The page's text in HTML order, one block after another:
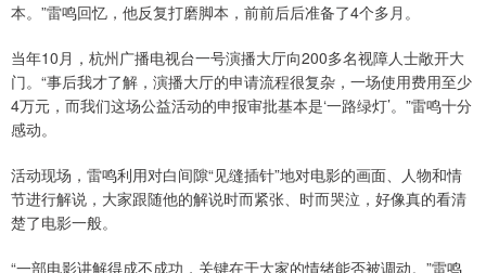
本。”雷鸣回忆，他反复打磨脚本，前前后后准备了4个多月。
当年10月，杭州广播电视台一号演播大厅向200多名视障人士敞开大
门。“事后我才了解，演播大厅的申请流程很复杂，一场使用费用至少
4万元，而我们这场公益活动的申报审批基本是‘一路绿灯’。”雷鸣十分
感动。
活动现场，雷鸣利用对白间隙“见缝插针”地对电影的画面、人物和情
节进行解说，大家跟随他的解说时而紧张、时而哭泣，好像真的看清
楚了电影一般。
“一部电影讲解得成不成功，关键在于大家的情绪能否被调动。”雷鸣